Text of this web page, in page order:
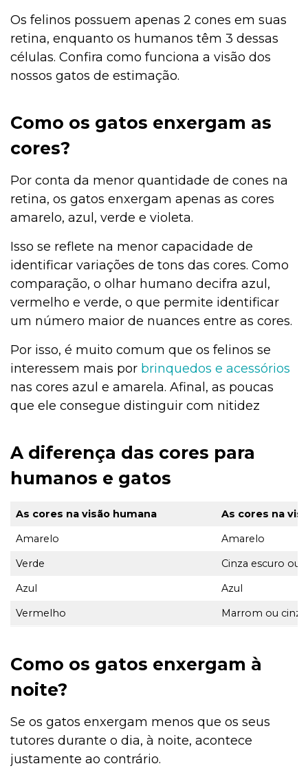
Os felinos possuem apenas 2 cones em suas
retina, enquanto os humanos têm 3 dessas
células. Confira como funciona a visão dos
nossos gatos de estimação.
Como os gatos enxergam as
cores?
Por conta da menor quantidade de cones na
retina, os gatos enxergam apenas as cores
amarelo, azul, verde e violeta.
Isso se reflete na menor capacidade de
identificar variações de tons das cores. Como
comparação, o olhar humano decifra azul,
vermelho e verde, o que permite identificar
um número maior de nuances entre as cores.
Por isso, é muito comum que os felinos se
interessem mais por brinquedos e acessórios
nas cores azul e amarela. Afinal, as poucas
que ele consegue distinguir com nitidez
A diferença das cores para
humanos e gatos
As cores na visão humana
As cores na
Amarelo
Amarelo
Verde
Cinza escuro ou
Azul
Azul
Vermelho
Marrom ou
Como os gatos enxergam à
noite?
Se os gatos enxergam menos que os seus
tutores durante o dia, à noite, acontece
justamente ao contrário.